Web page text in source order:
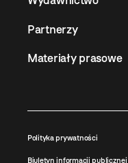
Partnerzy
Materiały prasowe
Polityka prywatności
Biuletyn informacji publicznej